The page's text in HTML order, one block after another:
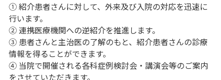
① 紹介患者さんに対して、外来及び入院の対応を迅速に
行います。
② 連携医療機関への逆紹介を推進します。
③ 患者さんと主治医の了解のもと、紹介患者さんの診療
情報を得ることができます。
④ 当院で開催される各科症例検討会・講演会等のご案内
をさせていただきます。